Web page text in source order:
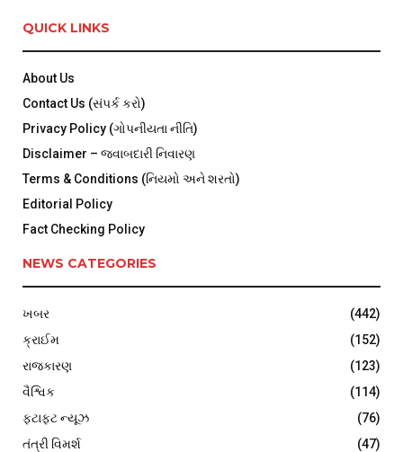
QUICK LINKS
About Us
Contact Us (સંપર્ક કરો)
Privacy Policy (ગોપનીયતા નીતિ)
Disclaimer – જવાબદારી નિવારણ
Terms & Conditions (નિયમો અને શરતો)
Editorial Policy
Fact Checking Policy
NEWS CATEGORIES
ખબર
(442)
ક્રાઈમ
(152)
રાજકારણ
(123)
વૈશ્વિક
(114)
ફટાફટ ન્યૂઝ
(76)
તંત્રી વિમર્શ
(47)